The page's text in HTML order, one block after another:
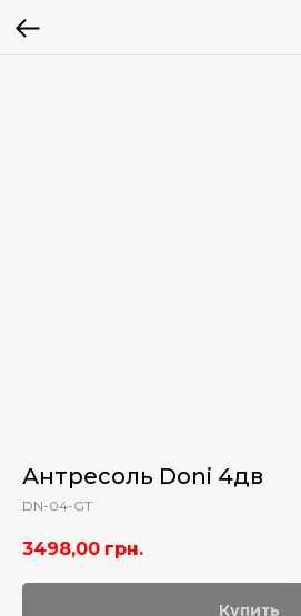
Антресоль Doni 4дв
DN-04-GT
3498,00 грн.
Купить